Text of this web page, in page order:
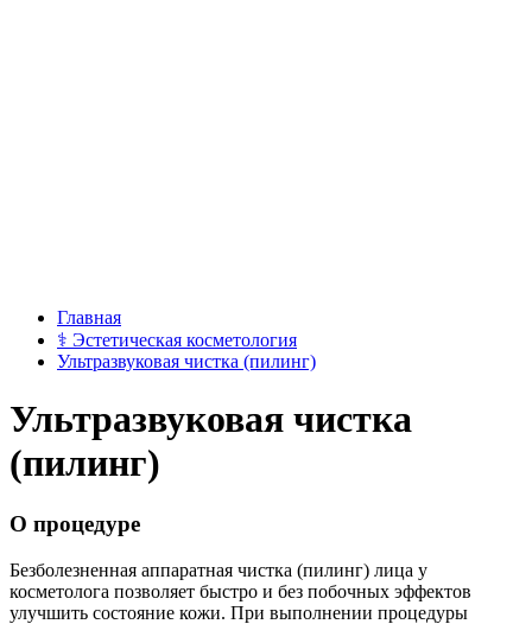
Главная
⚕ Эстетическая косметология
Ультразвуковая чистка (пилинг)
Ультразвуковая чистка
(пилинг)
О процедуре
Безболезненная аппаратная чистка (пилинг) лица у
косметолога позволяет быстро и без побочных эффектов
улучшить состояние кожи. При выполнении процедуры